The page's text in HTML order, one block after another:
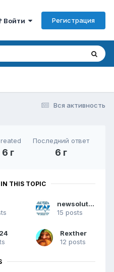
Войти Регистрация
Вся активность
6 г
Последний ответ
6 г
THIS TOPIC
newsolutions
15 posts
Rexther
12 posts